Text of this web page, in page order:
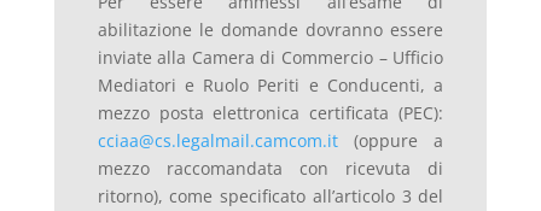
abilitazione le domande dovranno essere
inviate alla Camera di Commercio – Ufficio
Mediatori e Ruolo Periti e Conducenti, a
mezzo posta elettronica certificata (PEC):
cciaa@cs.legalmail.camcom.it(oppure a
mezzo raccomandata con ricevuta di
ritorno), come specificato all’articolo 3 del